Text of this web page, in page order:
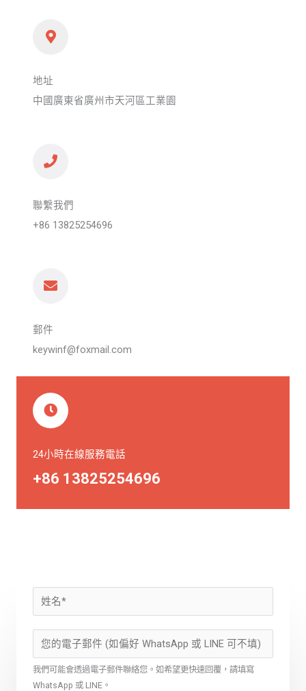
地址
中國廣東省廣州市天河區工業園
聯繫我們
+86 13825254696
郵件
keywinf@foxmail.com
24小時在線服務電話
+86 13825254696
我們可能會透過電子郵件聯絡您。如希望更快速回覆，請填寫
WhatsApp 或 LINE。